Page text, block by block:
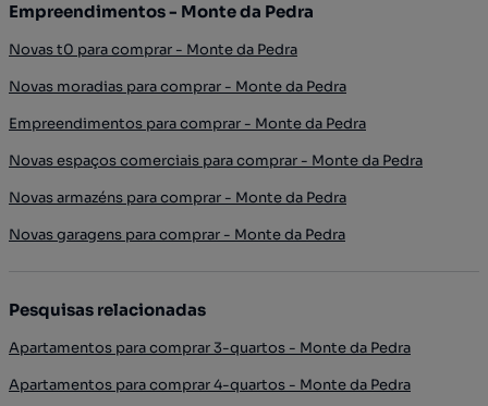
Empreendimentos - Monte da Pedra
Novas t0 para comprar - Monte da Pedra
Novas moradias para comprar - Monte da Pedra
Empreendimentos para comprar - Monte da Pedra
Novas espaços comerciais para comprar - Monte da Pedra
Novas armazéns para comprar - Monte da Pedra
Novas garagens para comprar - Monte da Pedra
Pesquisas relacionadas
Apartamentos para comprar 3-quartos - Monte da Pedra
Apartamentos para comprar 4-quartos - Monte da Pedra